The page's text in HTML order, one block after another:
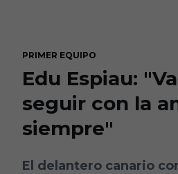
PRIMER EQUIPO
Edu Espiau:
seguir con la
siempre"
El delantero canario